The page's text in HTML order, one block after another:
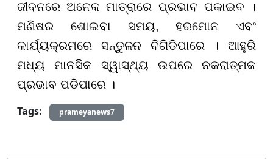
ଜୀବନରେ ଅନେକ ମାତ୍ରାରେ ପ୍ରଭାବ ପକାଇବ ।
ମଣିଷର ଶୋଇବା ସମୟ, ହରମୋନ ଏବଂ
କାର୍ଯ୍ୟକ୍ରମରେ ସନ୍ତୁଳନ ବିଗିଡିପାରେ । ଆହୁରି
ମଧ୍ୟ ମାନସିକ ସ୍ୱାସ୍ଥ୍ୟ ଉପରେ ନକରାତ୍ମକ
ପ୍ରଭାବ ପଡିପାରେ ।
Tags:
prameyanews7